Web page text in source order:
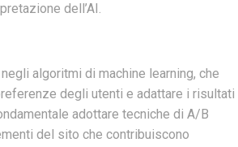
dell’AI.
algoritmi di machine learning, che
degli utenti e adattare i risultati
adottare tecniche di A/B
del sito che contribuiscono